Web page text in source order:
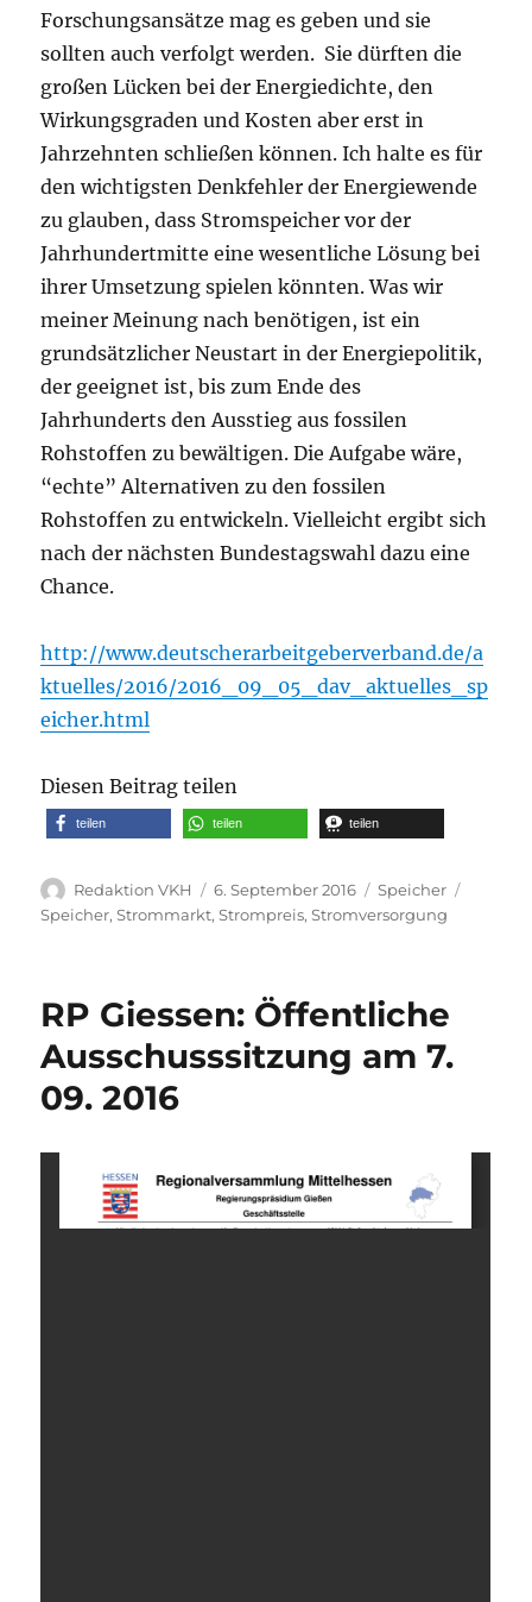
Forschungsansätze mag es geben und sie
sollten auch verfolgt werden. Sie dürften die
großen Lücken bei der Energiedichte, den
Wirkungsgraden und Kosten aber erst in
Jahrzehnten schließen können. Ich halte es für
den wichtigsten Denkfehler der Energiewende
zu glauben, dass Stromspeicher vor der
Jahrhundertmitte eine wesentliche Lösung bei
ihrer Umsetzung spielen könnten. Was wir
meiner Meinung nach benötigen, ist ein
grundsätzlicher Neustart in der Energiepolitik,
der geeignet ist, bis zum Ende des
Jahrhunderts den Ausstieg aus fossilen
Rohstoffen zu bewältigen. Die Aufgabe wäre,
“echte” Alternativen zu den fossilen
Rohstoffen zu entwickeln. Vielleicht ergibt sich
nach der nächsten Bundestagswahl dazu eine
Chance.
http://www.deutscherarbeitgeberverband.de/a
ktuelles/2016/2016_09_05_dav_aktuelles_sp
eicher.html
Diesen Beitrag teilen
teilen teilen teilen
Autor
Redaktion VKH
Veröffentlicht
am
6. September 2016 Kategorien
Speicher
Speicher,Strommarkt,Strompreis,Stromversorgung
RP Giessen: Öffentliche
Ausschusssitzung am 7.
09. 2016